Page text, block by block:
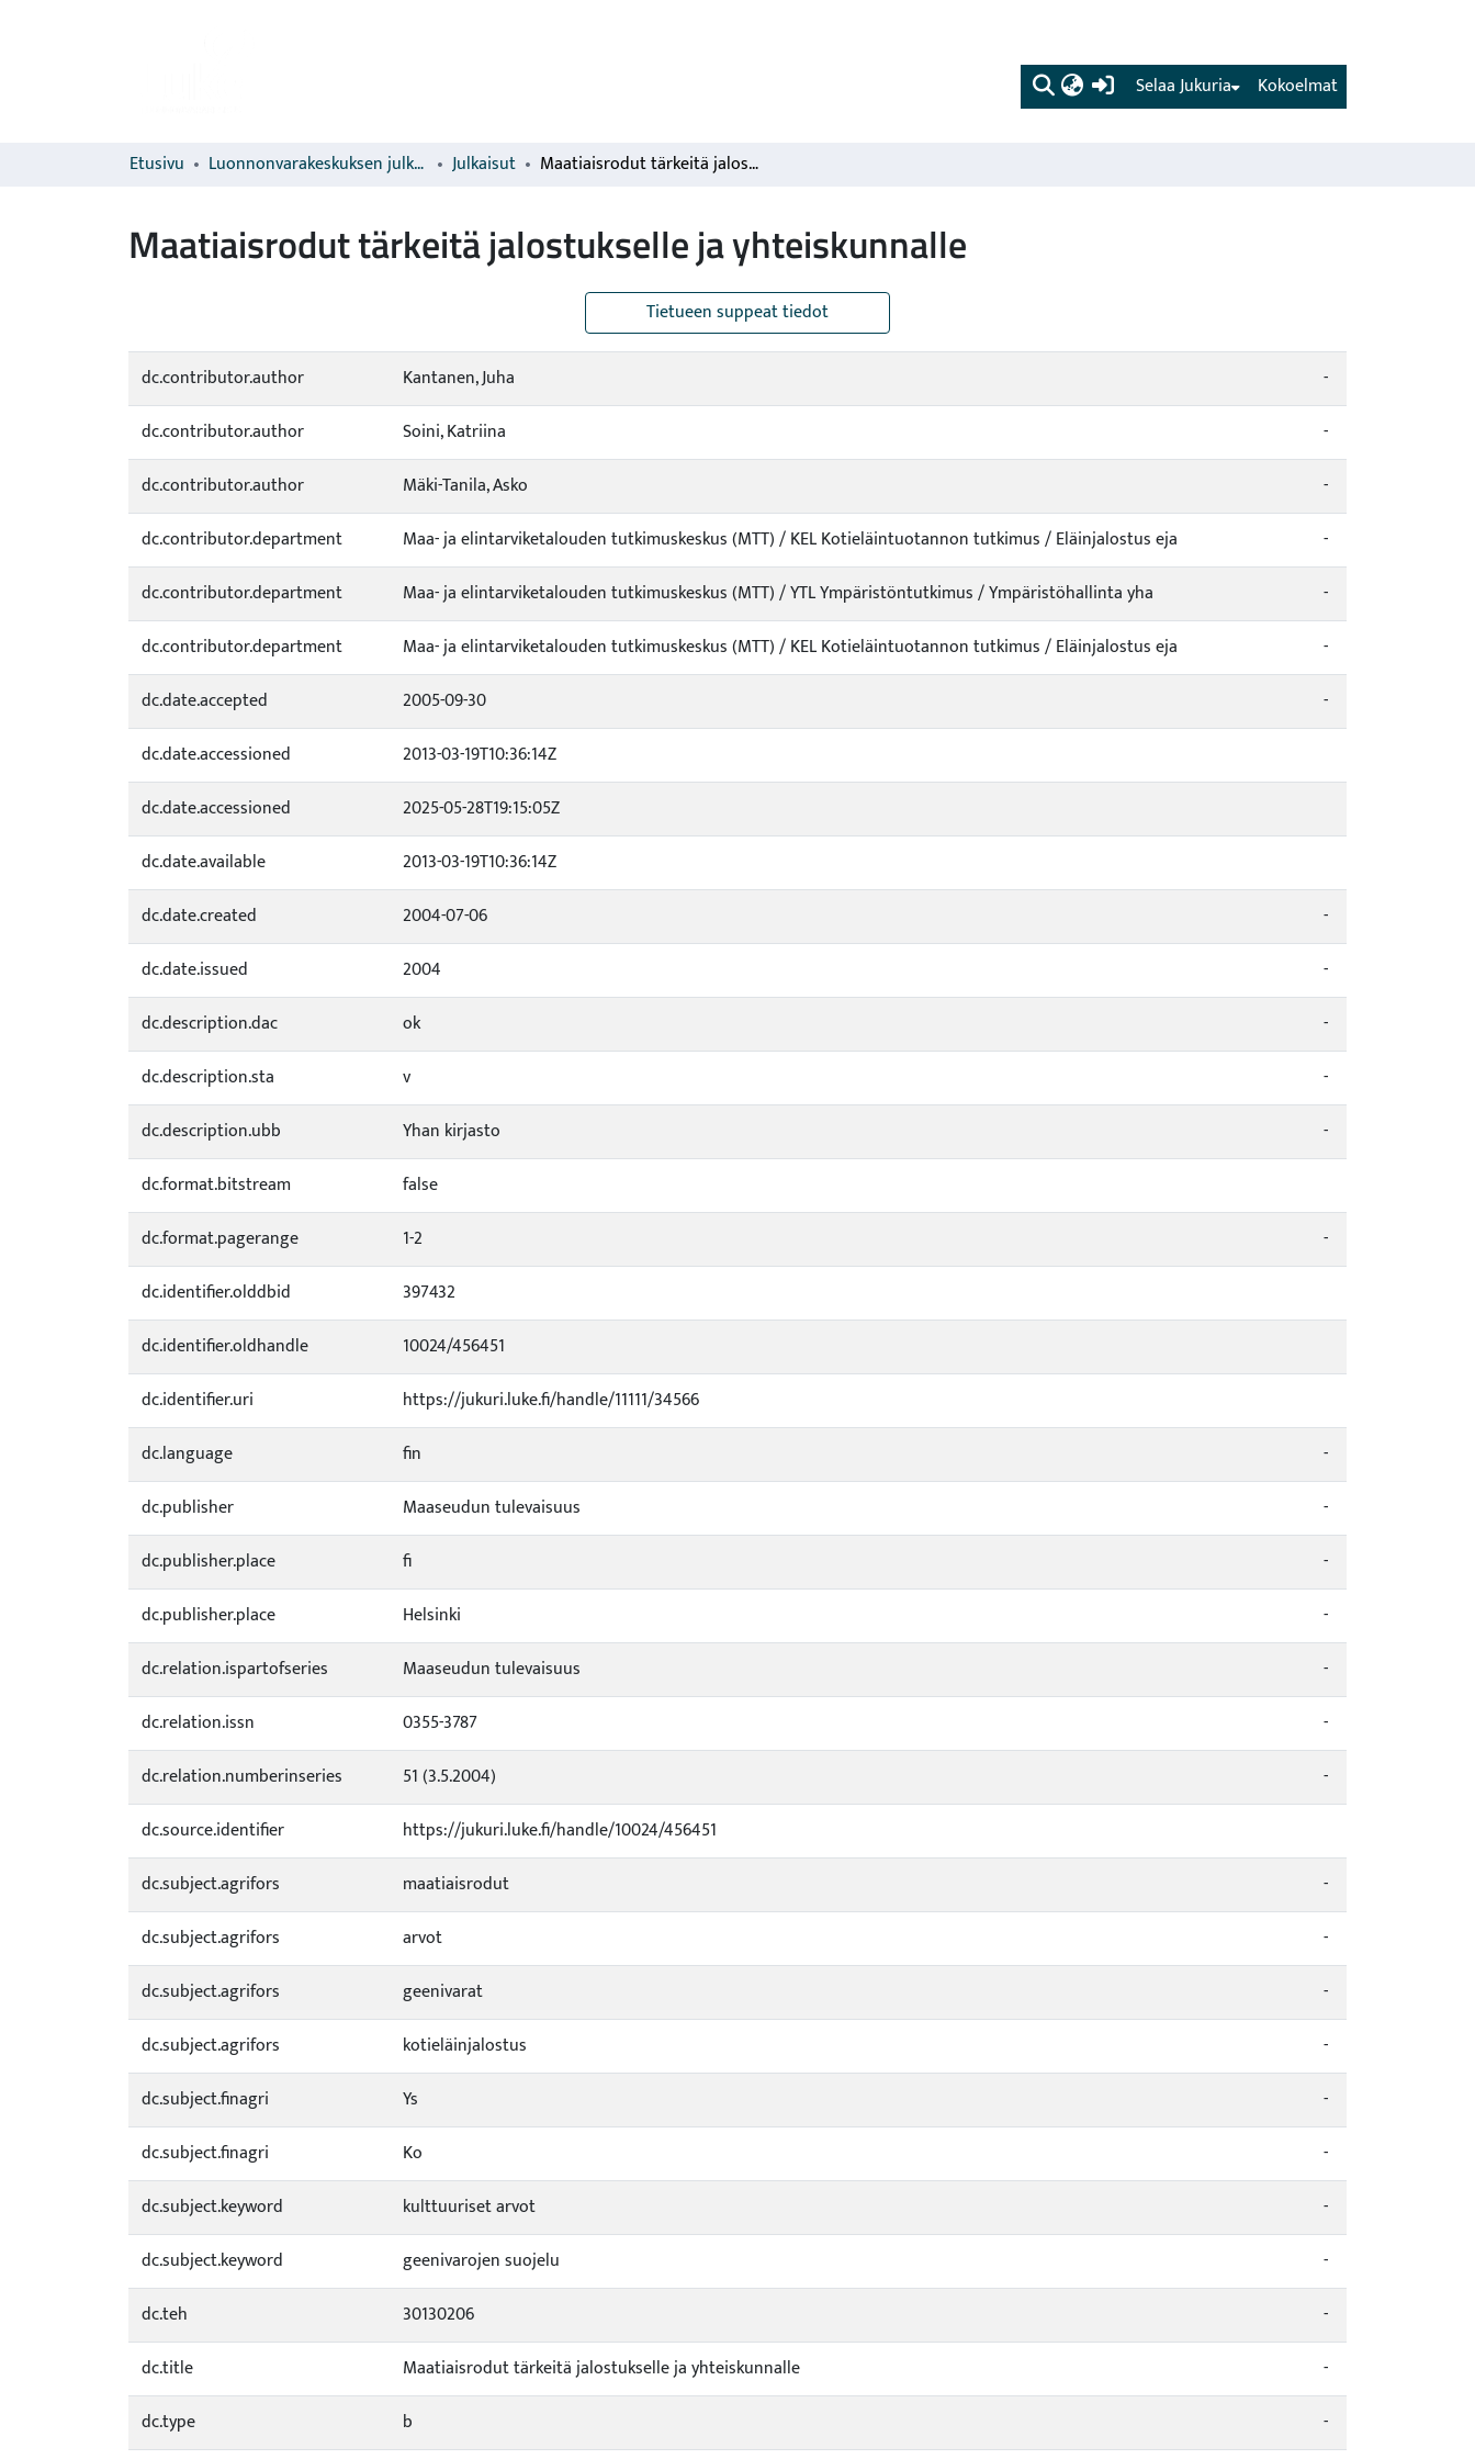
(current) Kokoelmat
Selaa Jukuria
Etusivu Luonnonvarakeskuksen julkaisut Julkaisut Maatiaisrodut tärkeitä jalostukselle ja yhteiskunnalle
Maatiaisrodut tärkeitä jalostukselle ja yhteiskunnalle
Tietueen suppeat tiedot
dc.contributor.author Kantanen, Juha
-
dc.contributor.author
Soini, Katriina
-
dc.contributor.author
Mäki-Tanila, Asko
-
dc.contributor.department
Maa- ja elintarviketalouden tutkimuskeskus (MTT) / KEL Kotieläintuotannon tutkimus / Eläinjalostus eja
-
dc.contributor.department
Maa- ja elintarviketalouden tutkimuskeskus (MTT) / YTL Ympäristöntutkimus / Ympäristöhallinta yha
-
dc.contributor.department
Maa- ja elintarviketalouden tutkimuskeskus (MTT) / KEL Kotieläintuotannon tutkimus / Eläinjalostus eja
-
dc.date.accepted
2005-09-30
-
dc.date.accessioned
2013-03-19T10:36:14Z
dc.date.accessioned
2025-05-28T19:15:05Z
dc.date.available
2013-03-19T10:36:14Z
dc.date.created
2004-07-06
-
dc.date.issued
2004
-
dc.description.dac
ok
-
dc.description.sta
v
-
dc.description.ubb
Yhan kirjasto
-
dc.format.bitstream
false
dc.format.pagerange
1-2
-
dc.identifier.olddbid
397432
dc.identifier.oldhandle
10024/456451
dc.identifier.uri
https://jukuri.luke.fi/handle/11111/34566
dc.language
fin
-
dc.publisher
Maaseudun tulevaisuus
-
dc.publisher.place
fi
-
dc.publisher.place
Helsinki
-
dc.relation.ispartofseries
Maaseudun tulevaisuus
-
dc.relation.issn
0355-3787
-
dc.relation.numberinseries
51 (3.5.2004)
-
dc.source.identifier
https://jukuri.luke.fi/handle/10024/456451
dc.subject.agrifors
maatiaisrodut
-
dc.subject.agrifors
arvot
-
dc.subject.agrifors
geenivarat
-
dc.subject.agrifors
kotieläinjalostus
-
dc.subject.finagri
Ys
-
dc.subject.finagri
Ko
-
dc.subject.keyword
kulttuuriset arvot
-
dc.subject.keyword
geenivarojen suojelu
-
dc.teh
30130206
-
dc.title
Maatiaisrodut tärkeitä jalostukselle ja yhteiskunnalle
-
dc.type
b -